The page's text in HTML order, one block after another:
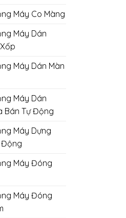
Máy Co Màng
Máy Dán
Máy Dán Màn
Máy Dán
Bán Tự Động
Máy Dựng
Động
Máy Đóng
Máy Đóng